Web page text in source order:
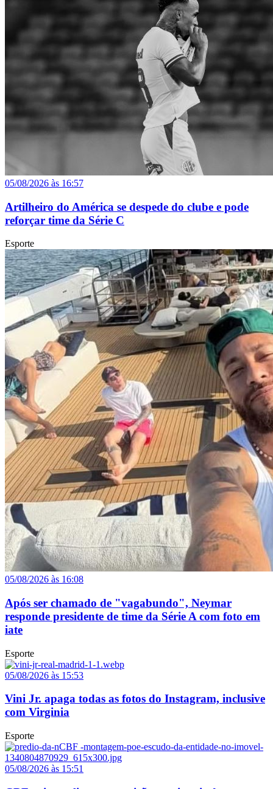
05/08/2026 às 16:57
Artilheiro do América se despede do clube e pode
reforçar time da Série C
Esporte
05/08/2026 às 16:08
Após ser chamado de "vagabundo", Neymar
responde presidente de time da Série A com foto em
iate
Esporte
05/08/2026 às 15:53
Vini Jr. apaga todas as fotos do Instagram, inclusive
com Virginia
Esporte
05/08/2026 às 15:51